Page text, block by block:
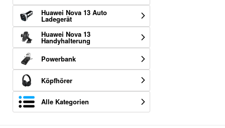
Huawei Nova 13 Auto
Ladegerät
Huawei Nova 13
Handyhalterung
Powerbank
Köpfhörer
Alle Kategorien